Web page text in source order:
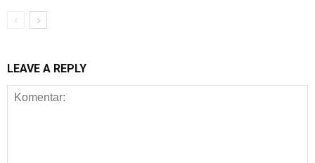
LEAVE A REPLY